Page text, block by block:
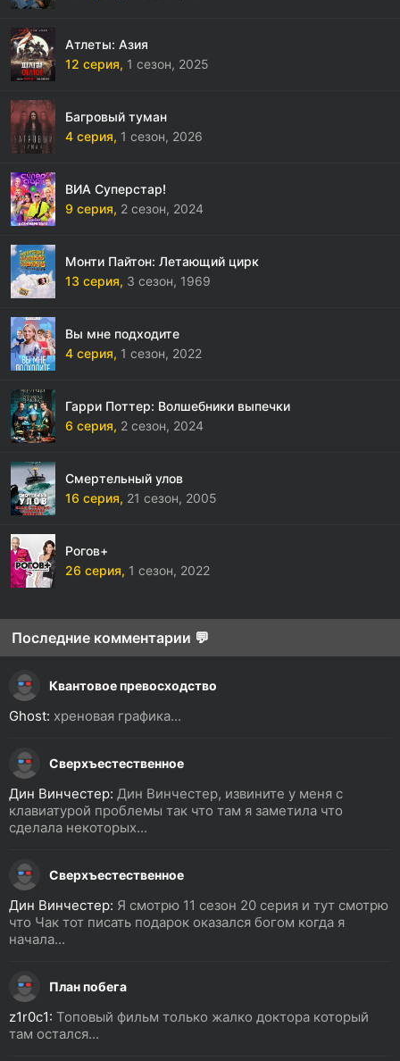
Атлеты: Азия
12 серия, 1 сезон, 2025
Багровый туман
4 серия, 1 сезон, 2026
ВИА Суперстар!
9 серия, 2 сезон, 2024
Монти Пайтон: Летающий цирк
13 серия, 3 сезон, 1969
Вы мне подходите
4 серия, 1 сезон, 2022
Гарри Поттер: Волшебники выпечки
6 серия, 2 сезон, 2024
Смертельный улов
16 серия, 21 сезон, 2005
Рогов+
26 серия, 1 сезон, 2022
Последние комментарии 💬
Квантовое превосходство
Ghost: хреновая графика...
Сверхъестественное
Дин Винчестер: Дин Винчестер, извините у меня с
клавиатурой проблемы так что там я заметила что
сделала некоторых...
Сверхъестественное
Дин Винчестер: Я смотрю 11 сезон 20 серия и тут смотрю
что Чак тот писать подарок оказался богом когда я
начала...
План побега
z1r0c1: Топовый фильм только жалко доктора который
там остался...